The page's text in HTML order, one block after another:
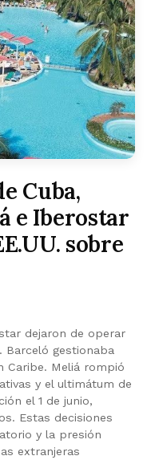
Cuba,
e Iberostar
sobre
dejaron de operar
Barceló gestionaba
Caribe. Meliá rompió
y el ultimátum de
el 1 de junio,
Estas decisiones
y la presión
extranjeras